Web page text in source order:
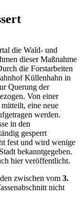
die Wald- und
dieser Maßnahme
die Forstarbeiten
Küllenhahn in
Querung der
Von einer
eine neue
werden.
in den
gesperrt
fest und wird wenige
bekanntgegeben.
hier veröffentlicht.
zwischen vom 3.
nicht